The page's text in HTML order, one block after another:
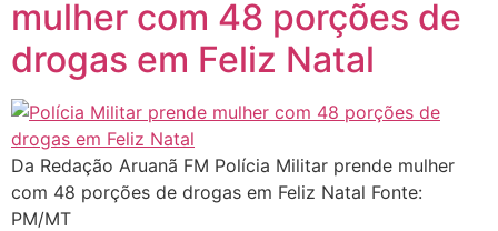
mulher com 48 porções de
drogas em Feliz Natal
Da Redação Aruanã FM Polícia Militar prende mulher
com 48 porções de drogas em Feliz Natal Fonte:
PM/MT